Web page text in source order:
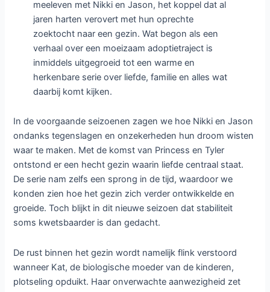
Trying seizoen 5: ontroerende
comedy keert terug met nieuwe
familie-uitdagingen
7 juli 2026 / Nieuws/ Trying
vijfde seizoen dat opnieuw balanceert tussen
humor en emotie. Vanaf 8 juli kunnen kijkers weer
meeleven met Nikki en Jason, het koppel dat al